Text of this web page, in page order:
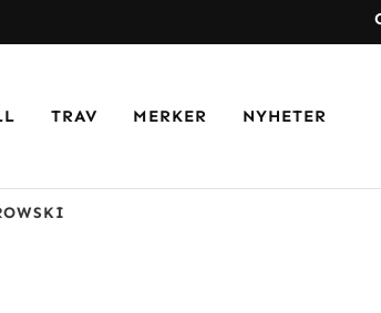
TRAV MERKER NYHETER